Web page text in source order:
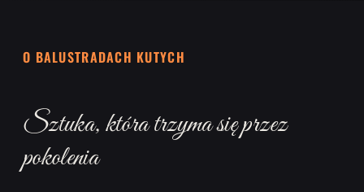
O BALUSTRADACH KUTYCH
Sztuka, która trzyma się przez
pokolenia